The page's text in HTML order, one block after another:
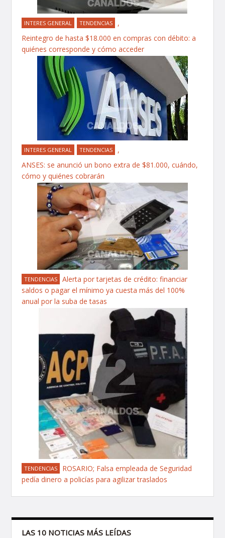
INTERES GENERAL ,
TENDENCIAS
Reintegro de hasta $18.000 en compras con débito: a
quiénes corresponde y cómo acceder
INTERES GENERAL ,
TENDENCIAS
ANSES: se anunció un bono extra de $81.000, cuándo,
cómo y quiénes cobrarán
TENDENCIAS
Alerta por tarjetas de crédito: financiar
saldos o pagar el mínimo ya cuesta más del 100%
anual por la suba de tasas
TENDENCIAS
ROSARIO; Falsa empleada de Seguridad
pedía dinero a policías para agilizar traslados
LAS 10 NOTICIAS MÁS LEÍDAS